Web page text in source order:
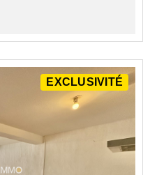
EXCLUSIVITÉ